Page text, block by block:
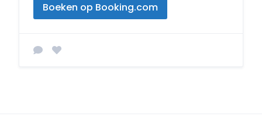
Boeken op Booking.com